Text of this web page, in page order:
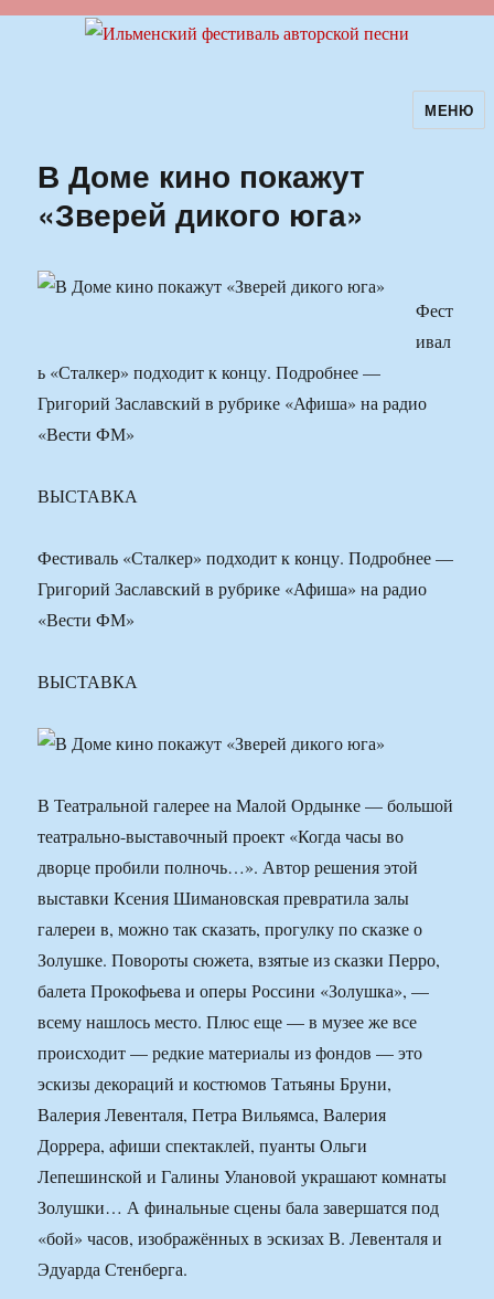
Ильменский фестиваль авторскойМЕНЮ
В Доме кино покажут
«Зверей дикого юга»
Фест
ивал
ь «Сталкер» подходит к концу. Подробнее —
Григорий Заславский в рубрике «Афиша» на радио
«Вести ФМ»
ВЫСТАВКА
Фестиваль «Сталкер» подходит к концу. Подробнее —
Григорий Заславский в рубрике «Афиша» на радио
«Вести ФМ»
ВЫСТАВКА
В Театральной галерее на Малой Ордынке — большой
театрально-выставочный проект «Когда часы во
дворце пробили полночь…». Автор решения этой
выставки Ксения Шимановская превратила залы
галереи в, можно так сказать, прогулку по сказке о
Золушке. Повороты сюжета, взятые из сказки Перро,
балета Прокофьева и оперы Россини «Золушка», —
всему нашлось место. Плюс еще — в музее же все
происходит — редкие материалы из фондов — это
эскизы декораций и костюмов Татьяны Бруни,
Валерия Левенталя, Петра Вильямса, Валерия
Доррера, афиши спектаклей, пуанты Ольги
Лепешинской и Галины Улановой украшают комнаты
Золушки… А финальные сцены бала завершатся под
«бой» часов, изображённых в эскизах В. Левенталя и
Эдуарда Стенберга.